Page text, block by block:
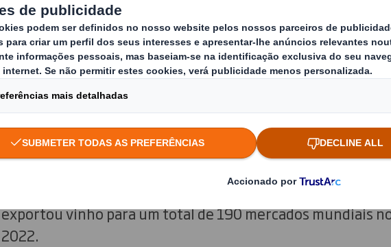
Tendo em conta o nosso país vizinho, em 2022 (de janeiro a
negócios das exportações espanholas de vinho a granel
euros (+12 %), apesar de exportar menos 140,6 milhões de
subida dos preços médios (+28 %), até outubro de 2022.
Por sua vez, a França consolidou-se em 2022 como o país
exportações de vinho, embora ainda esteja muito aquém
realizado pela OeMv. Como sinal do grande dinamismo do
exportou vinho para um total de 190 mercados mundiais
2022.